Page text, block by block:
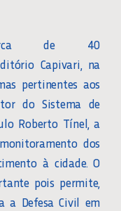
de 40
Capivari, na
pertinentes aos
do Sistema de
Roberto Tínel, a
dos
à cidade. O
pois permite,
a Defesa Civil em